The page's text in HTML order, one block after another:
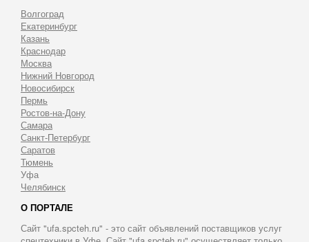
Волгоград
Екатеринбург
Казань
Краснодар
Москва
Нижний Новгород
Новосибирск
Пермь
Ростов-на-Дону
Самара
Санкт-Петербург
Саратов
Тюмень
Уфа
Челябинск
О ПОРТАЛЕ
Сайт "ufa.spcteh.ru" - это сайт объявлений поставщиков услуг